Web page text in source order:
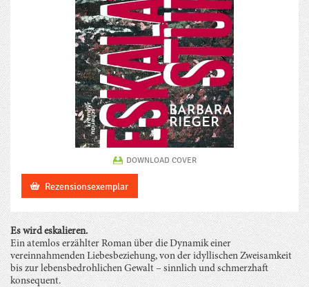
DOWNLOAD COVER
Rezensionsexemplar
Es wird eskalieren.
Ein atemlos erzählter Roman über die Dynamik einer
vereinnahmenden Liebesbeziehung, von der idyllischen Zweisamkeit
bis zur lebensbedrohlichen Gewalt – sinnlich und schmerzhaft
konsequent.